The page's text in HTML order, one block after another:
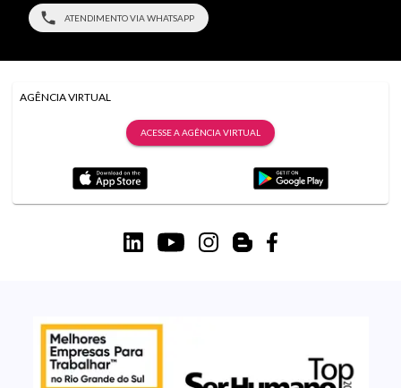
ATENDIMENTO VIA WHATSAPP
AGÊNCIA VIRTUAL
ACESSE A AGÊNCIA VIRTUAL